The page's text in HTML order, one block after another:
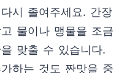
시 졸여주세요. 간장
물이나 맹물을 조금
맞출 수 있습니다.
하는 것도 짠맛을 중